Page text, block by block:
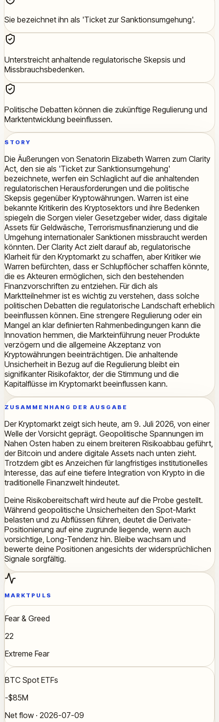
Sie bezeichnet ihn als 'Ticket zur Sanktionsumgehung'.
Unterstreicht anhaltende regulatorische Skepsis und
Missbrauchsbedenken.
Politische Debatten können die zukünftige Regulierung und
Marktentwicklung beeinflussen.
STORY
Die Äußerungen von Senatorin Elizabeth Warren zum Clarity
Act, den sie als 'Ticket zur Sanktionsumgehung'
bezeichnete, werfen ein Schlaglicht auf die anhaltenden
regulatorischen Herausforderungen und die politische
Skepsis gegenüber Kryptowährungen. Warren ist eine
bekannte Kritikerin des Kryptosektors und ihre Bedenken
spiegeln die Sorgen vieler Gesetzgeber wider, dass digitale
Assets für Geldwäsche, Terrorismusfinanzierung und die
Umgehung internationaler Sanktionen missbraucht werden
könnten. Der Clarity Act zielt darauf ab, regulatorische
Klarheit für den Kryptomarkt zu schaffen, aber Kritiker wie
Warren befürchten, dass er Schlupflöcher schaffen könnte,
die es Akteuren ermöglichen, sich den bestehenden
Finanzvorschriften zu entziehen. Für dich als
Marktteilnehmer ist es wichtig zu verstehen, dass solche
politischen Debatten die regulatorische Landschaft erheblich
beeinflussen können. Eine strengere Regulierung oder ein
Mangel an klar definierten Rahmenbedingungen kann die
Innovation hemmen, die Markteinführung neuer Produkte
verzögern und die allgemeine Akzeptanz von
Kryptowährungen beeinträchtigen. Die anhaltende
Unsicherheit in Bezug auf die Regulierung bleibt ein
signifikanter Risikofaktor, der die Stimmung und die
Kapitalflüsse im Kryptomarkt beeinflussen kann.
ZUSAMMENHANG DER AUSGABE
Der Kryptomarkt zeigt sich heute, am 9. Juli 2026, von einer
Welle der Vorsicht geprägt. Geopolitische Spannungen im
Nahen Osten haben zu einem breiteren Risikoabbau geführt,
der Bitcoin und andere digitale Assets nach unten zieht.
Trotzdem gibt es Anzeichen für langfristiges institutionelles
Interesse, das auf eine tiefere Integration von Krypto in die
traditionelle Finanzwelt hindeutet.
Deine Risikobereitschaft wird heute auf die Probe gestellt.
Während geopolitische Unsicherheiten den Spot-Markt
belasten und zu Abflüssen führen, deutet die Derivate-
Positionierung auf eine zugrunde liegende, wenn auch
vorsichtige, Long-Tendenz hin. Bleibe wachsam und
bewerte deine Positionen angesichts der widersprüchlichen
Signale sorgfältig.
MARKTPULS
Fear & Greed
22
Extreme Fear
BTC Spot ETFs
-$85M
Net flow · 2026-07-09